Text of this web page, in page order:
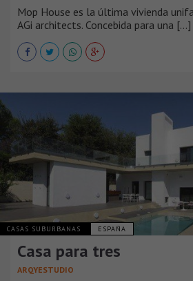
Mop House es la última vivienda
AGi architects. Concebida para una [...]
CASAS SUBURBANAS ESPAÑA
Casa para tres
ARQYESTUDIO